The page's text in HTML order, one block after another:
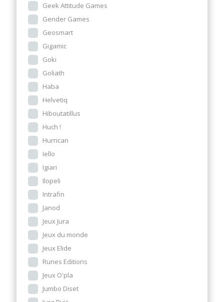
Geek Attitude Games
Gender Games
Geosmart
Gigamic
Goki
Goliath
Haba
Helvetiq
Hiboutatillus
Huch !
Hurrican
Iello
Igiari
Ilopeli
Intrafin
Janod
Jeux Jura
Jeux du monde
Jeux Elide
Runes Editions
Jeux O'pla
Jumbo Diset